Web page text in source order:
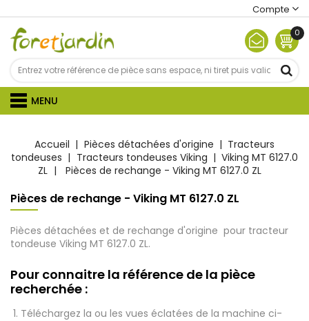
Compte
0
MENU
Accueil Pièces détachées d'origine
Tracteurs
tondeuses
Tracteurs tondeuses Viking
Viking MT 6127.0
ZL
Pièces de rechange - Viking MT 6127.0 ZL
Pièces de rechange - Viking MT 6127.0 ZL
Pièces détachées et de rechange d'origine pour tracteur
tondeuse Viking MT 6127.0 ZL.
Pour connaitre la référence de la pièce
recherchée :
Téléchargez la ou les vues éclatées de la machine ci-